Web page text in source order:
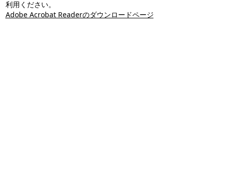
利用ください。
Adobe Acrobat Readerのダウンロードページ